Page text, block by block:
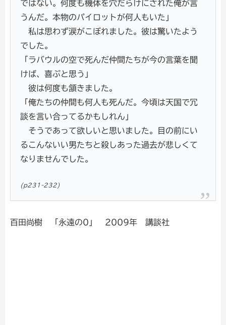
ではない。何度も機体を穴だらけにされた俺が言
うんだ。本物のパイロットが何人もいた」
私は思わず涙がこぼれました。彼は驚いたよう
でした。
「ラバウルの空で死んだ仲間たちが今の言葉を聞
けば、喜ぶと思う」
彼は何度も頷きました。
「俺たちの仲間も何人も死んだ。今頃は天国で冗
談を言い合ってるかもしれん」
そうであって欲しいと思いました。目の前にい
るこんないい男たちと殺しあった過去が悲しくて
なりませんでした。
(p231-232)
百田尚樹 「永遠の0」 2009年 講談社